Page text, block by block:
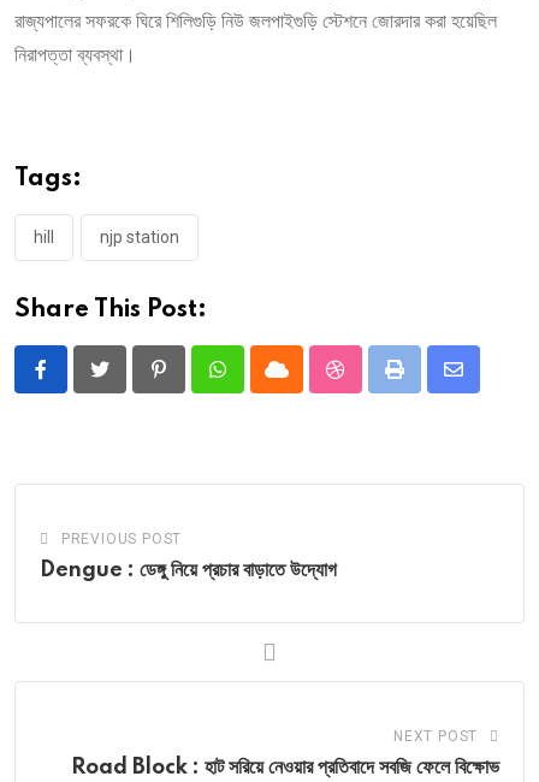
রাজ্যপালের সফরকে ঘিরে শিলিগুড়ি নিউ জলপাইগুড়ি স্টেশনে জোরদার করা হয়েছিল
নিরাপত্তা ব্যবস্থা।
Tags:
hill njp station
Share This Post:
PinterestWhatsappCloud StumbleUpon
Print
Share
PREVIOUS POST
Dengue : ডেঙ্গু নিয়ে প্রচার বাড়াতে উদ্যোগ
NEXT POST
Road Block : হাট সরিয়ে নেওয়ার প্রতিবাদে সবজি ফেলে বিক্ষোভ